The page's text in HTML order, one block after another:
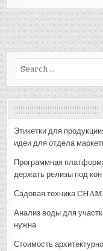
Этикетки для
идеи для отдела
Программная
держать релизы под
Садовая техника
Анализ воды для
нужна
Стоимость